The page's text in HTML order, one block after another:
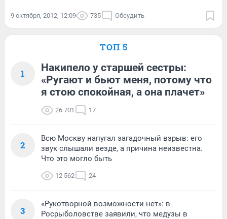
9 октября, 2012, 12:09 735 Обсудить
ТОП 5
1
Накипело у старшей сестры:
«Ругают и бьют меня, потому что
я стою спокойная, а она плачет»
26 701 17
2
Всю Москву напугал загадочный взрыв: его
звук слышали везде, а причина неизвестна.
Что это могло быть
12 562 24
3
«Рукотворной возможности нет»: в
Росрыболовстве заявили, что медузы в